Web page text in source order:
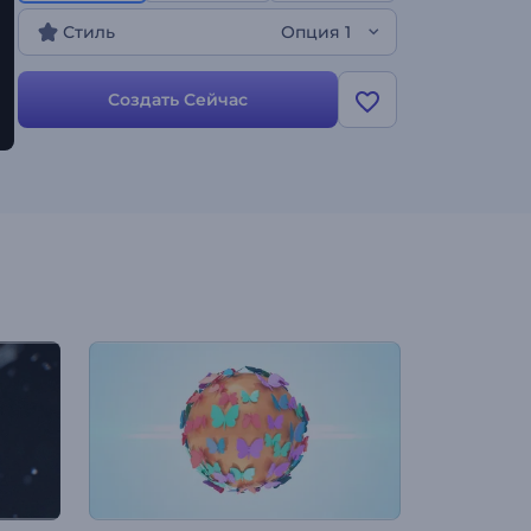
контента и всех, кто хочет выделиться в
индустрии. Начните творить прямо сейчас!
Стиль Опция 1
Создать Сейчас